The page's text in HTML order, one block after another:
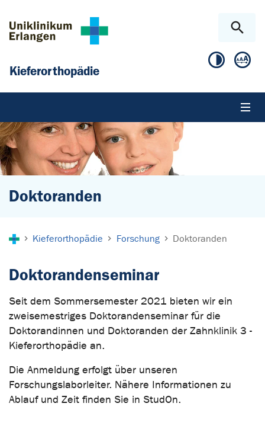
Kieferorthopädie
Doktoranden
Kieferorthopädie Forschung Doktoranden
Doktorandenseminar
Seit dem Sommersemester 2021 bieten wir ein
zweisemestriges Doktorandenseminar für die
Doktorandinnen und Doktoranden der Zahnklinik 3 -
Kieferorthopädie an.
Die Anmeldung erfolgt über unseren
Forschungslaborleiter. Nähere Informationen zu
Ablauf und Zeit finden Sie in StudOn.